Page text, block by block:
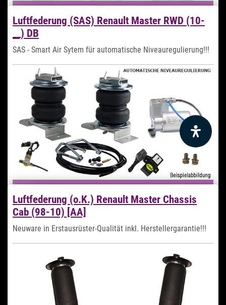
929,99 €*
Sofort verfügbar
Lieferzeit 1-2 Tage
Zum Artikel
Luftfederung (SAS) Renault Master RWD (10-
__) DB
SAS - Smart Air Sytem für automatische Niveauregulierung!!!
1.449,99 €*
Lieferzeit 1-2 Tage
Luftfederung (o.K.) Renault Master Chassis
Cab (98-10) [AA]
Neuware in Erstausrüster-Qualität inkl. Herstellergarantie!!!